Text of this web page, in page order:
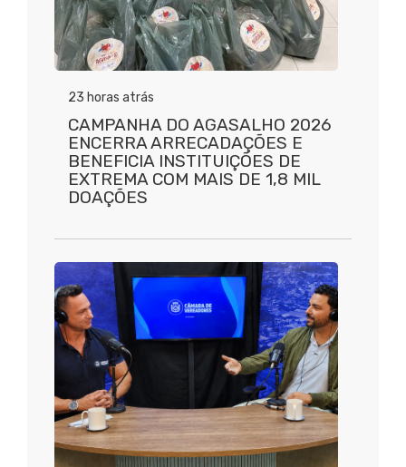
23 horas atrás
CAMPANHA DO AGASALHO 2026
ENCERRA ARRECADAÇÕES E
BENEFICIA INSTITUIÇÕES DE
EXTREMA COM MAIS DE 1,8 MIL
DOAÇÕES